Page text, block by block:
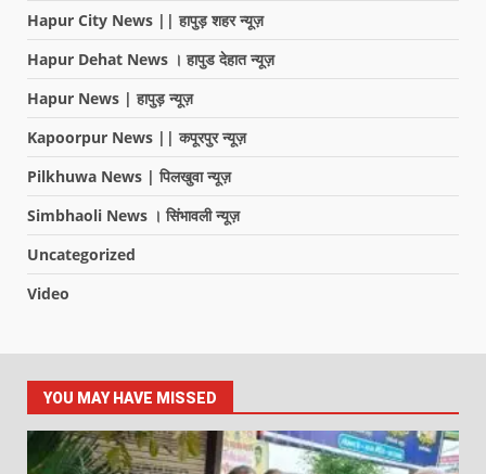
Hapur City News || हापुड़ शहर न्यूज़
Hapur Dehat News । हापुड देहात न्यूज़
Hapur News | हापुड़ न्यूज़
Kapoorpur News || कपूरपुर न्यूज़
Pilkhuwa News | पिलखुवा न्यूज़
Simbhaoli News । सिंभावली न्यूज़
Uncategorized
Video
YOU MAY HAVE MISSED